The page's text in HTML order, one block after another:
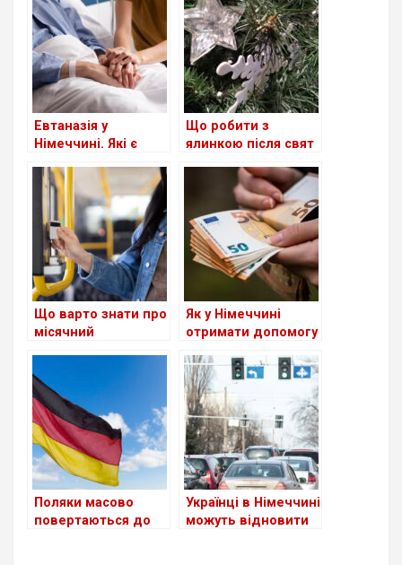
Евтаназія у
Німеччині. Які є
зробити?
Що робити з
ялинкою після свят
Що варто знати про
місячний
абонемент у
Німеччині?
Як у Німеччині
отримати допомогу
Поляки масово
повертаються до
Українці в Німеччині
можуть відновити